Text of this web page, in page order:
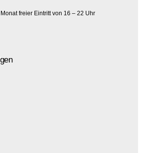
freier Eintritt von 16 – 22 Uhr